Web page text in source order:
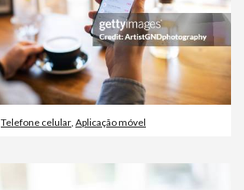
Telefone celular Aplicação móvel